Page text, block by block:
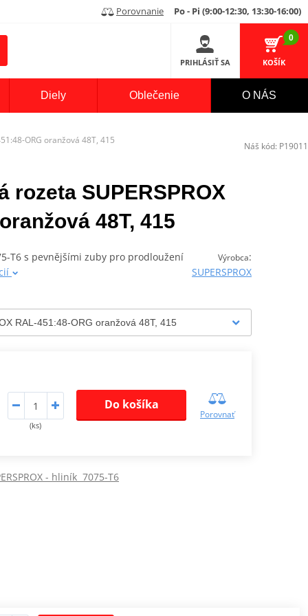
Porovnanie Po - Pi (9:00-12:30, 13:30-16:00)
PRIHLÁSIŤ SA
0
KOŠÍK
Diely Oblečenie O NÁS
ORG oranžová 48T, 415
rozeta SUPERSPROX
48T, 415
Výrobca:
SUPERSPROX
T6 s pevnějšími zuby pro prodloužení
(ks)
Do košíka
Porovnať
- hliník 7075-T6
Náš kód: P19011